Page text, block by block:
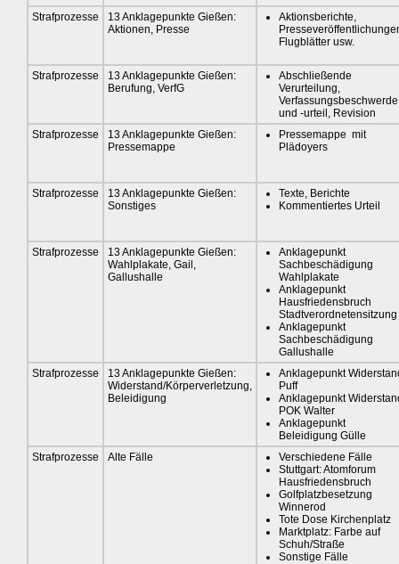
Strafprozesse
13 Anklagepunkte Gießen:
Aktionen, Presse
Aktionsberichte,
Flugblätter usw.
Strafprozesse
13 Anklagepunkte Gießen:
Berufung, VerfG
Abschließende
Verurteilung,
Verfassungsbeschwerde
und -urteil, Revision
Strafprozesse
13 Anklagepunkte Gießen:
Pressemappe
Pressemappe mit
Plädoyers
Strafprozesse
13 Anklagepunkte Gießen:
Sonstiges
Texte, Berichte
Kommentiertes Urteil
Strafprozesse
13 Anklagepunkte Gießen:
Wahlplakate, Gail,
Gallushalle
Anklagepunkt
Sachbeschädigung
Wahlplakate
Anklagepunkt
Hausfriedensbruch
Stadtverordnetensitzung
Anklagepunkt
Sachbeschädigung
Gallushalle
Strafprozesse
13 Anklagepunkte Gießen:
Widerstand/Körperverletzung,
Beleidigung
Anklagepunkt
Puff
Anklagepunkt
POK Walter
Anklagepunkt
Beleidigung Gülle
Strafprozesse
Alte Fälle
Verschiedene Fälle
Stuttgart: Atomforum
Hausfriedensbruch
Golfplatzbesetzung
Winnerod
Tote Dose Kirchenplatz
Marktplatz: Farbe auf
Schuh/Straße
Sonstige Fälle